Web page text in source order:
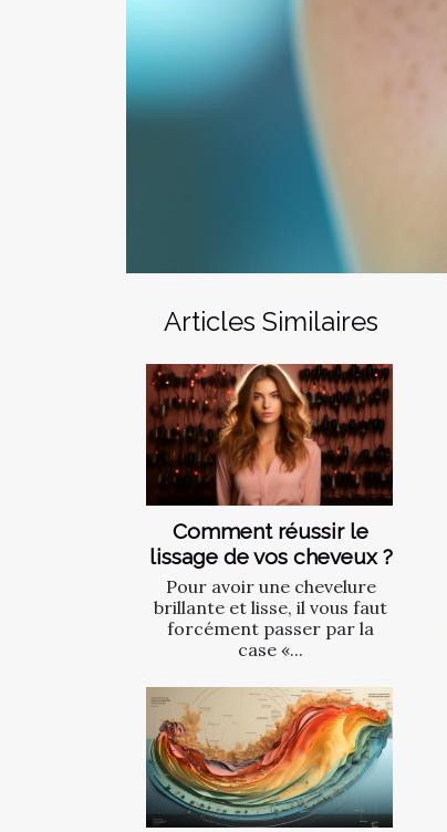
Articles Similaires
Comment réussir le
lissage de vos cheveux ?
Pour avoir une chevelure
brillante et lisse, il vous faut
forcément passer par la
case «...